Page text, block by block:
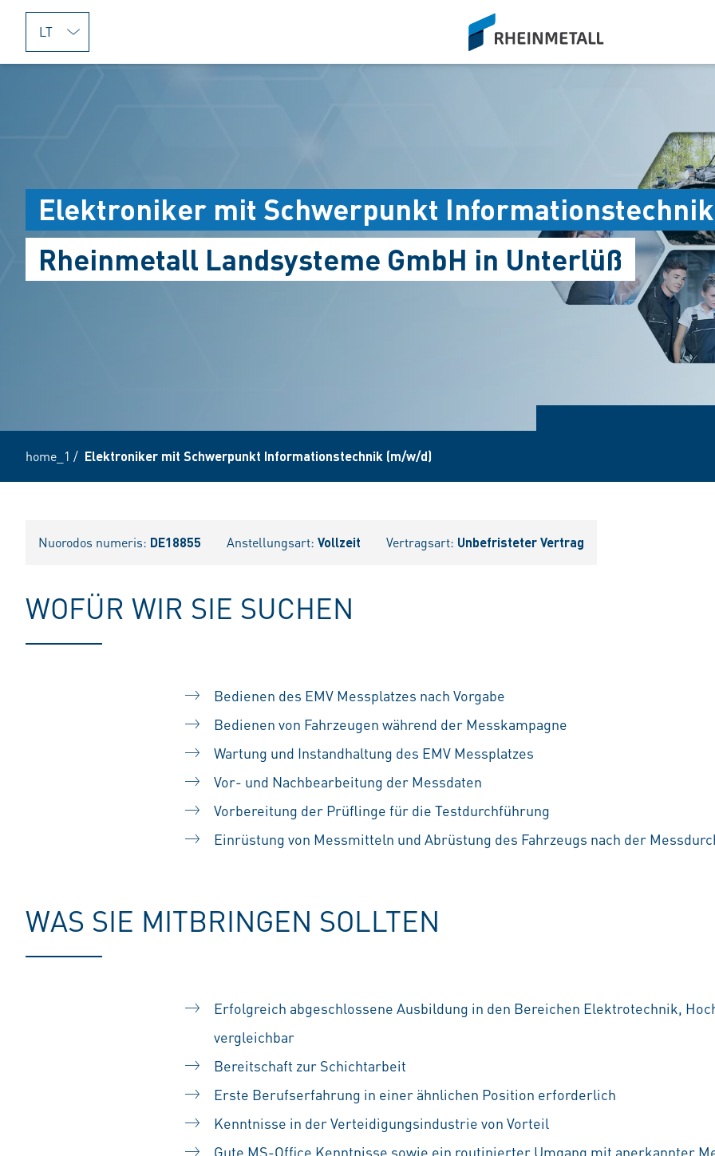
jumpToMain
siteLogo
Elektroniker mit Schwerpunkt
Rheinmetall Landsysteme GmbH in Unterlüß
home_1 / Elektroniker mit Schwerpunkt Informationstechnik (m/w/d)
Nuorodos numeris: DE18855 Anstellungsart: Vollzeit Vertragsart: Unbefristeter Vertrag
WOFÜR WIR SIE SUCHEN
Bedienen des EMV Messplatzes nach Vorgabe
Bedienen von Fahrzeugen während der Messkampagne
Wartung und Instandhaltung des EMV Messplatzes
Vor- und Nachbearbeitung der Messdaten
Vorbereitung der Prüflinge für die Testdurchführung
Einrüstung von Messmitteln und Abrüstung des Fahrzeugs nach der
WAS SIE MITBRINGEN SOLLTEN
Erfolgreich abgeschlossene Ausbildung in den Bereichen Elektrotechnik,
vergleichbar
Bereitschaft zur Schichtarbeit
Erste Berufserfahrung in einer ähnlichen Position erforderlich
Kenntnisse in der Verteidigungsindustrie von Vorteil
Gute MS-Office Kenntnisse sowie ein routinierter Umgang mit anerkannter